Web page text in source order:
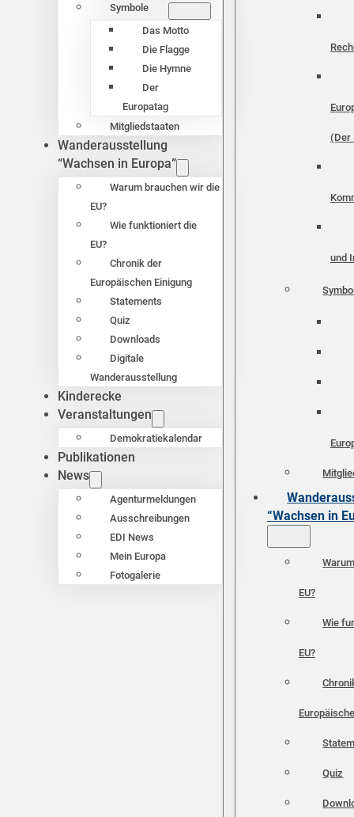
Symbole
Das Motto
Die Flagge
Die Hymne
Der
Europatag
Mitgliedstaaten
Wanderausstellung
“Wachsen in Europa”
Warum brauchen wir die
EU?
Wie funktioniert die
EU?
Chronik der
Europäischen Einigung
Statements
Quiz
Downloads
Digitale
Wanderausstellung
Kinderecke
Veranstaltungen
Demokratiekalendar
Publikationen
News
Agenturmeldungen
Ausschreibungen
EDI News
Mein Europa
Fotogalerie
(Der
und
“Wachsen in
EU?
Wie
EU?
Quiz